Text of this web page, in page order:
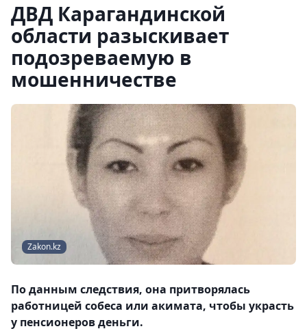
ДВД Карагандинской
области разыскивает
подозреваемую в
мошенничестве
Zakon.kz
По данным следствия, она притворялась
работницей собеса или акимата, чтобы украсть
у пенсионеров деньги.